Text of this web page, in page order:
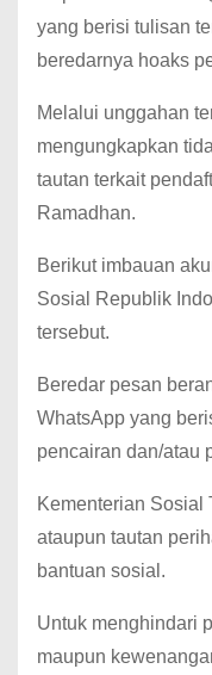
yang berisi tulisan
beredarnya hoaks
Melalui unggahan
mengungkapkan
tautan terkait
Ramadhan.
Berikut imbauan
Sosial Republik
tersebut.
Beredar pesan
WhatsApp yang
pencairan dan/atau
Kementerian Sosial
ataupun tautan
bantuan sosial.
Untuk menghindari
maupun